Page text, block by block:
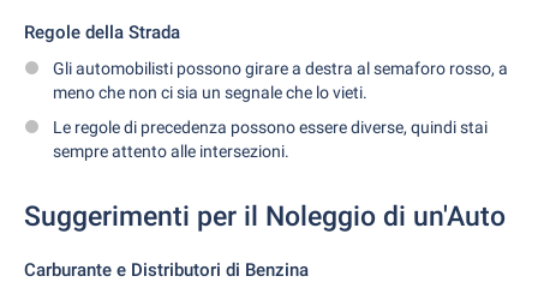
Regole della Strada
Gli automobilisti possono girare a destra al semaforo rosso, a
meno che non ci sia un segnale che lo vieti.
Le regole di precedenza possono essere diverse, quindi stai
sempre attento alle intersezioni.
Suggerimenti per il Noleggio di un'Auto
Carburante e Distributori di Benzina